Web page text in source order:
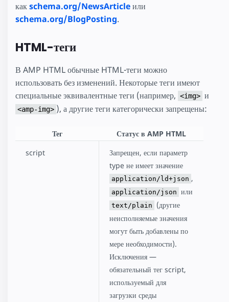
какschema.org/NewsArticleили
schema.org/BlogPosting.
HTML-теги
В AMP HTML обычные HTML-теги можно
использовать без изменений. Некоторые теги имеют
специальные эквивалентные теги (например, <img> и
<amp-img> ), а другие теги категорически запрещены:
Тег
Статус в AMP HTML
script
Запрещен, если параметр
type не имеет значение
application/ld+json ,
application/json или
text/plain
(другие
неисполняемые значения
могут быть добавлены по
мере необходимости).
Исключения —
обязательный тег script,
используемый для
загрузки среды